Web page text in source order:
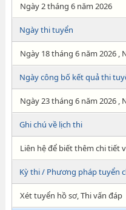
Ngày 2 tháng 6 năm 2026
Ngày thi tuyển
Ngày 18 tháng 6 năm 2026 ,
Ngày công bố kết quả thi
Ngày 23 tháng 6 năm 2026 ,
Ghi chú về lịch thi
Liên hệ để biết thêm chi tiết
Kỳ thi / Phương pháp tuyển
Xét tuyển hồ sơ, Thi vấn đáp